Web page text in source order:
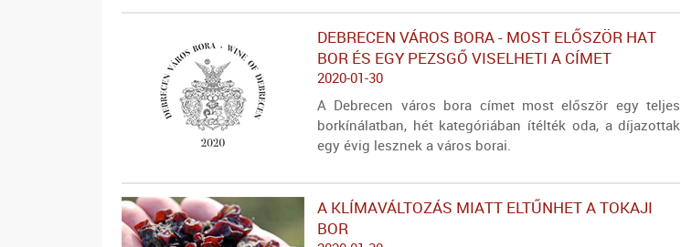
DEBRECEN VÁROS BORA - MOST ELŐSZÖR HAT
BOR ÉS EGY PEZSGŐ VISELHETI A CÍMET
2020-01-30
A Debrecen város bora címet most először egy teljes
borkínálatban, hét kategóriában ítélték oda, a díjazottak
egy évig lesznek a város borai.
A KLÍMAVÁLTOZÁS MIATT ELTŰNHET A TOKAJI
BOR